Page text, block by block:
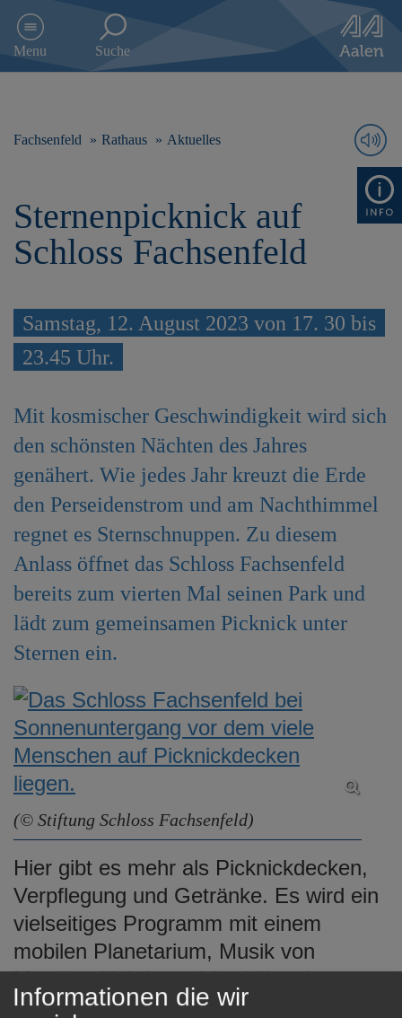
e
Menu Suche
Fachsenfeld Rathaus Aktuelles
Sternenpicknick auf
Schloss Fachsenfeld
Samstag, 12. August 2023 von 17. 30 bis
23.45 Uhr.
Mit kosmischer Geschwindigkeit wird sich
den schönsten Nächten des Jahres
genähert. Wie jedes Jahr kreuzt die Erde
den Perseidenstrom und am Nachthimmel
regnet es Sternschnuppen. Zu diesem
Anlass öffnet das Schloss Fachsenfeld
bereits zum vierten Mal seinen Park und
lädt zum gemeinsamen Picknick unter
Sternen ein.
(© Stiftung Schloss Fachsenfeld)
Hier gibt es mehr als Picknickdecken,
Verpflegung und Getränke. Es wird ein
vielseitiges Programm mit einem
mobilen Planetarium, Musik von
Matthias Kehrle und Axel Nagel,
Teleskopschau mit der Astronomischen
Informationen die wir